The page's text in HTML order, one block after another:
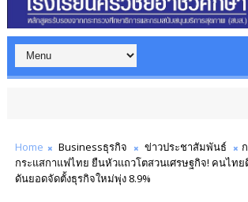
Home Businessธุรกิจ ข่าวประชาสัมพันธ์
กระแสกาแฟไทย ยืนหัวแถวโตสวนเศรษฐกิจ! คนไท
ดันยอดจัดตั้งธุรกิจใหม่พุ่ง 8.9%